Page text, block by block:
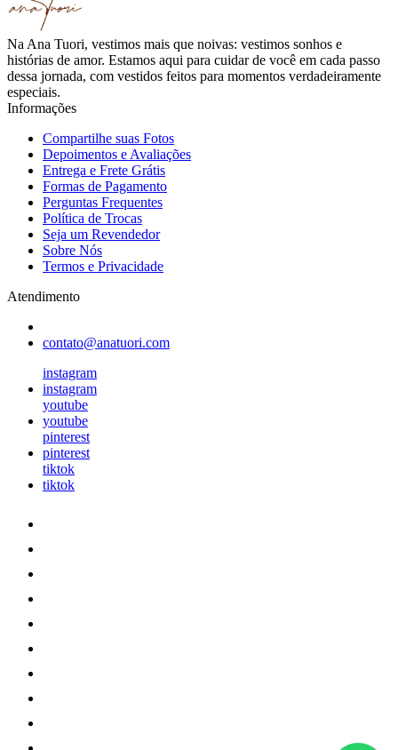
Na Ana Tuori, vestimos mais que noivas: vestimos sonhos e
histórias de amor. Estamos aqui para cuidar de você em cada passo
dessa jornada, com vestidos feitos para momentos verdadeiramente
especiais.
Informações
Compartilhe suas Fotos
Depoimentos e Avaliações
Entrega e Frete Grátis
Formas de Pagamento
Perguntas Frequentes
Política de Trocas
Seja um Revendedor
Sobre Nós
Termos e Privacidade
Atendimento
contato@anatuori.com
instagram
instagram
youtube
youtube
pinterest
pinterest
tiktok
tiktok